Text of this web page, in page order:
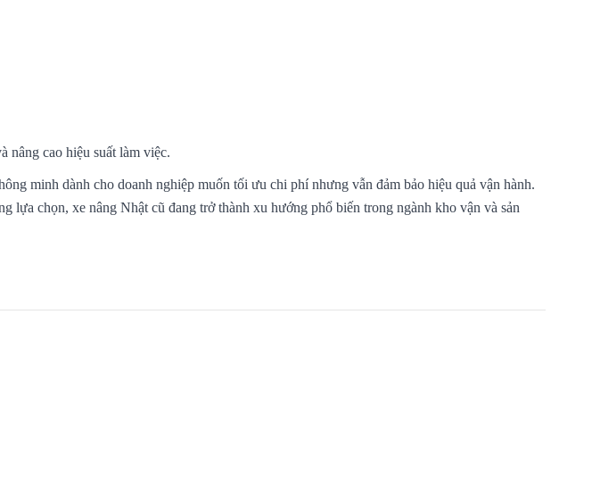
nâng cao hiệu suất làm việc.
minh dành cho doanh nghiệp muốn tối ưu chi phí nhưng vẫn đảm bảo hiệu quả vận hành.
lựa chọn, xe nâng Nhật cũ đang trở thành xu hướng phổ biến trong ngành kho vận và sản